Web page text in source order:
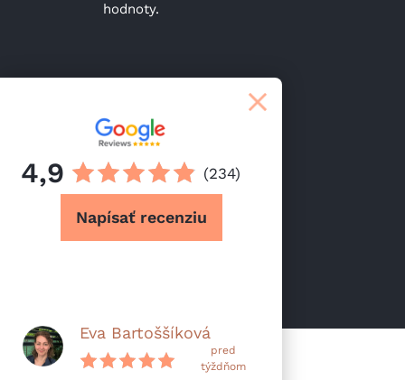
4,9 (234)
Napísať recenziu
Eva Bartoššíková
pred
týždňom
hodnoty.